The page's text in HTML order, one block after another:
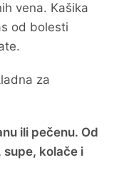
vena. Kašika
od bolesti
za
ili pečenu. Od
kolače i